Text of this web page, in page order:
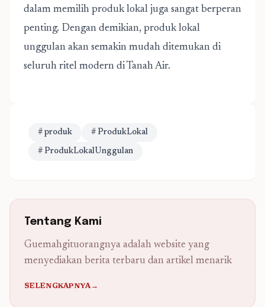
dalam memilih produk lokal juga sangat berperan
penting. Dengan demikian, produk lokal
unggulan akan semakin mudah ditemukan di
seluruh ritel modern di Tanah Air.
# produk # ProdukLokal
# ProdukLokalUnggulan
Tentang Kami
Guemahgituorangnya adalah website yang
menyediakan berita terbaru dan artikel menarik
SELENGKAPNYA→